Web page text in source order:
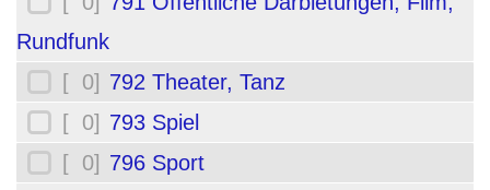
Rundfunk
[ 0] 792 Theater, Tanz
[ 0] 793 Spiel
[ 0] 796 Sport